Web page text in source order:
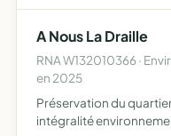
s'intéress…
A Nous La Draille
RNA W132010366 ·
en 2025
Préservation du
intégralité